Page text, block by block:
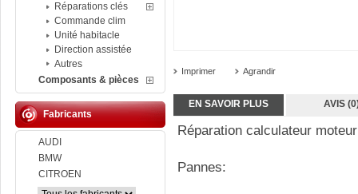
Réparations clés
Commande clim
Unité habitacle
Direction assistée
Autres
Composants & pièces
Fabricants
AUDI
BMW
CITROEN
Imprimer Agrandir
EN SAVOIR PLUS AVIS
Réparation calculateur
Pannes: